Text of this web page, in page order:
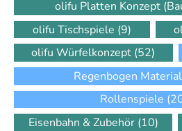
olifu Platten Konzept
olifu Tischspiele (9)
olifu Würfelkonzept (52)
Regenbogen
Rollenspiele
Eisenbahn & Zubehör (10)